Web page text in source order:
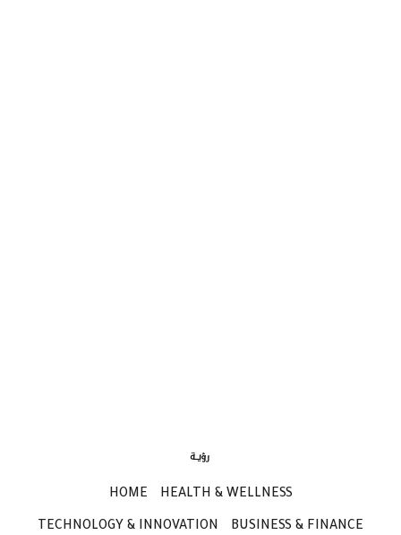
HOME HEALTH & WELLNESS
TECHNOLOGY & INNOVATION BUSINESS & FINANCE